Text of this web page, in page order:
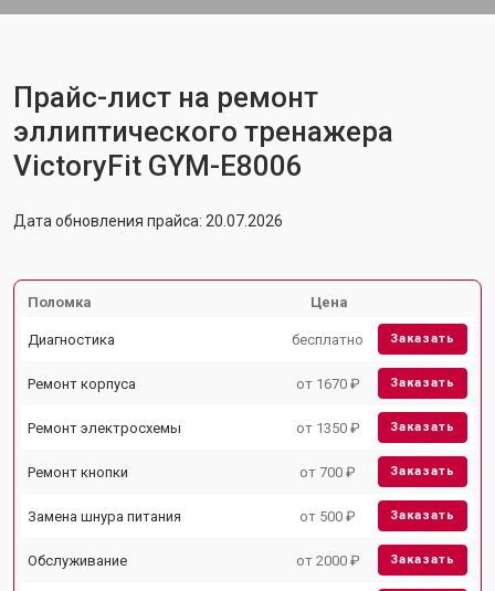
Прайс-лист на ремонт
эллиптического тренажера
VictoryFit GYM-E8006
Дата обновления прайса: 20.07.2026
Поломка Цена
Диагностика бесплатно Заказать
Ремонт корпуса от 1670 ₽ Заказать
Ремонт электросхемы от 1350 ₽ Заказать
Ремонт кнопки от 700 ₽ Заказать
Замена шнура питания от 500 ₽ Заказать
Обслуживание от 2000 ₽ Заказать